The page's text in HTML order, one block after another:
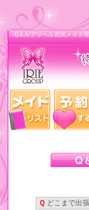
Q＆A/デリヘル古河メイド
Ｑ どこまで出